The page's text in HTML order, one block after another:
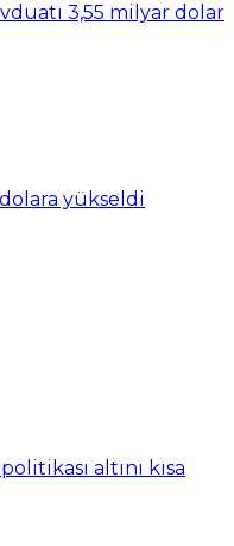
3,55 milyar dolar
yükseldi
altını kısa